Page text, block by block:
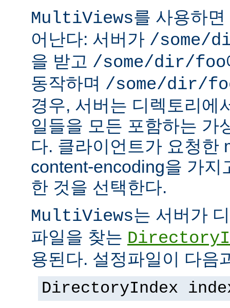
MultiViews를 사용하
어난다: 서버가 /some/
을 받고 /some/dir/foo
동작하며 /some/dir/
경우, 서버는 디렉토리에
일들을 모든 포함하는 가
다. 클라이언트가 요청한
content-encoding을 가지
한 것을 선택한다.
MultiViews는 서버가
파일을 찾는
용된다. 설정파일이 다음
DirectoryIndex